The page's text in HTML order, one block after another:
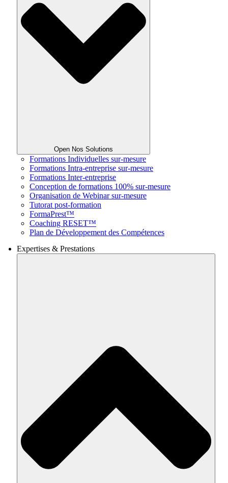
Open Nos Solutions
Formations Individuelles sur-mesure
Formations Intra-entreprise sur-mesure
Formations Inter-entreprise
Conception de formations 100% sur-mesure
Organisation de Webinar sur-mesure
Tutorat post-formation
FormaPrest™
Coaching RESET™
Plan de Développement des Compétences
Expertises & Prestations